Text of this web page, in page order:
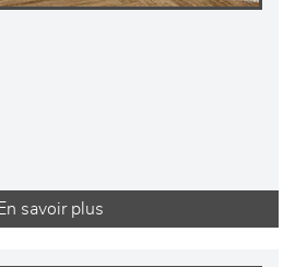
En savoir plus